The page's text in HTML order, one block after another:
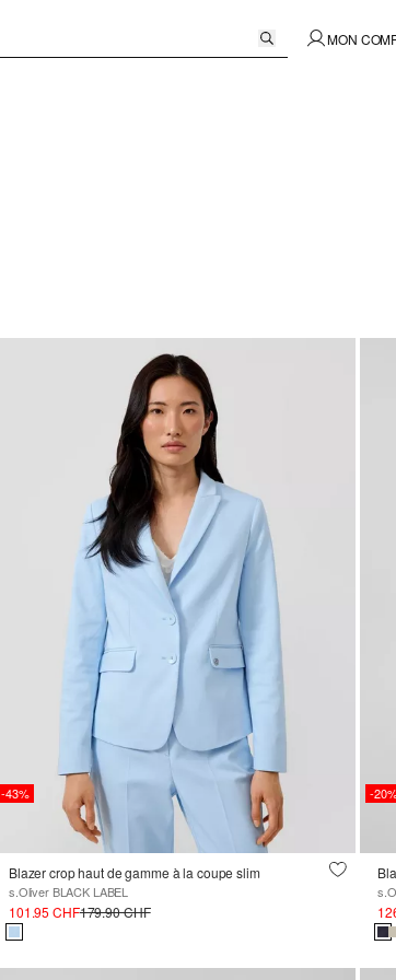
MON
-43%
Blazer crop haut de gamme à la coupe slim
s.Oliver BLACK LABEL
101.95 CHF179.90 CHF
-